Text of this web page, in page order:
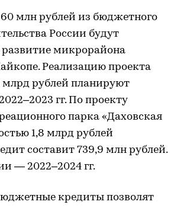
млн рублей из бюджетного
России будут
микрорайона
Реализацию проекта
млрд рублей планируют
гг. По проекту
парка «Даховская
1,8 млрд рублей
составит 739,9 млн рублей.
— 2022–2024 гг.
кредиты позволят